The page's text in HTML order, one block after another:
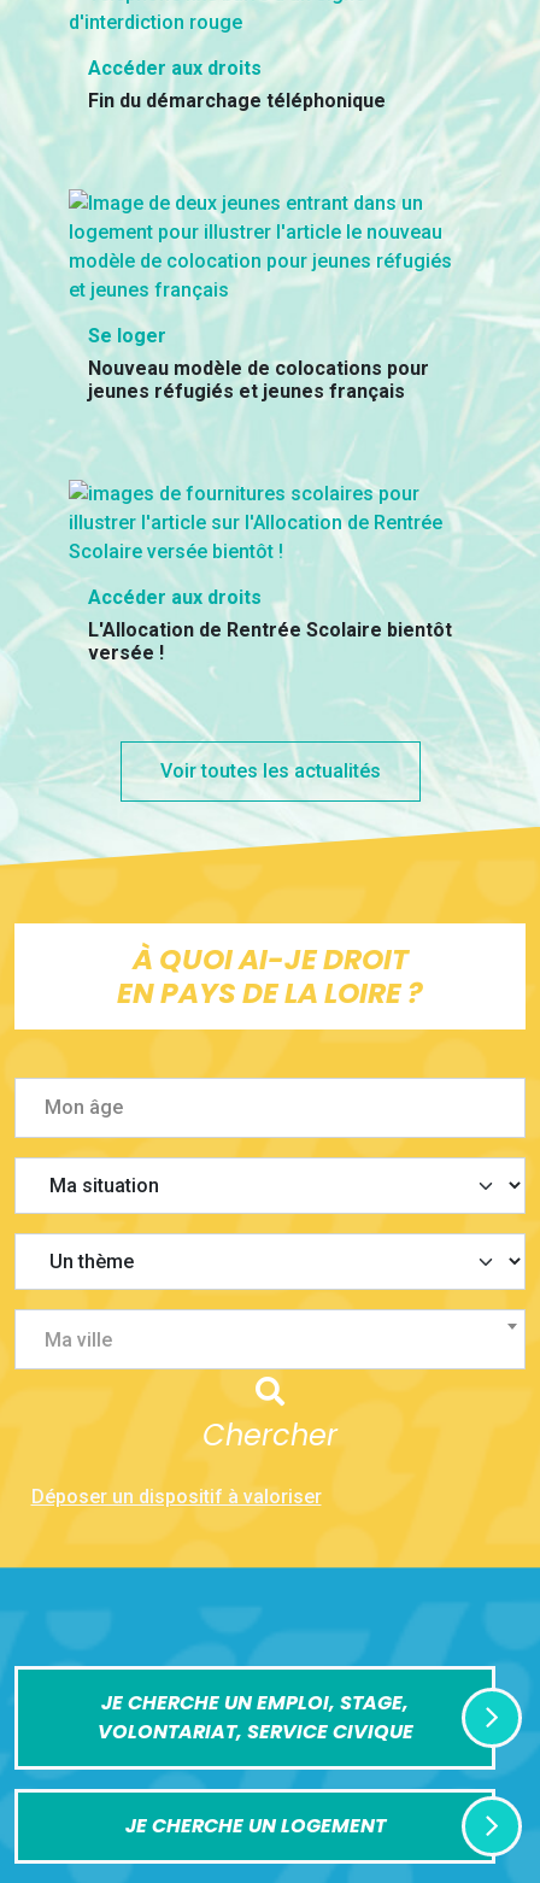
Accéder aux droits
Fin du démarchage téléphonique
Se loger
Nouveau modèle de colocations pour
jeunes réfugiés et jeunes français
Accéder aux droits
L'Allocation de Rentrée Scolaire bientôt
versée !
Voir toutes les actualités
À QUOI AI-JE DROIT
EN PAYS DE LA LOIRE ?
Ma ville
Chercher
Déposer un dispositif à valoriser
JE CHERCHE UN EMPLOI, STAGE,
VOLONTARIAT, SERVICE CIVIQUE
JE CHERCHE UN LOGEMENT